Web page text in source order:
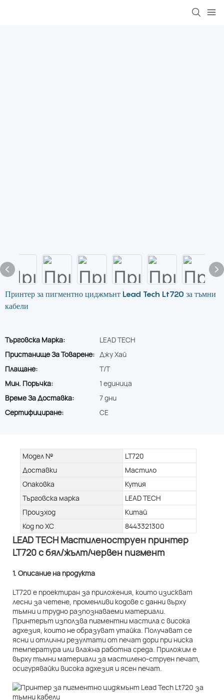
Принтер за пигментно циджмънт Lead Tech Lt720 за тъмни
кабели
Търговска Марка:
LEAD TECH
Пристанище За Товарене: Джу Хай
Плащане:
T/T
Мин. Поръчка:
1 единица
Време За Доставка:
7 дни
Сертифициране:
CE
Модел №
LT720
Доставки
Мастило
Опаковка
Кутия
Търговска марка
LEAD TECH
Произход
Китай
Код по ХС
8443321300
LEAD TECH Мастиленоструен принтер
LT720 с бял/жълт/червен пигмент
1. Описание на продукта
LT720 е проектиран за приложения, които изискват
лесни за четене, променливи кодове с данни върху
тъмни и трудно разпознаваеми материали.
Принтерът използва пигментни мастила с висока
адхезия, които не образуват утайка. Получават се
ясни и отлични резултати от печат дори при ниска
температура или влажна работна среда. Приложим е
върху тъмни материали за мастилено-струен печат,
осигурявайки висока адхезия и ясен печат.